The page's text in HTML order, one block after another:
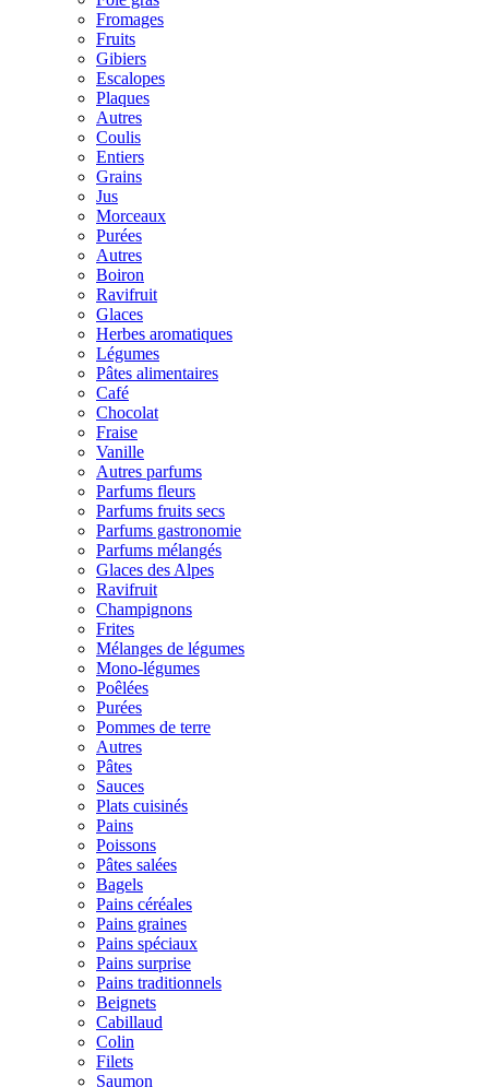
Fromages
Fruits
Gibiers
Escalopes
Plaques
Autres
Coulis
Entiers
Grains
Jus
Morceaux
Purées
Autres
Boiron
Ravifruit
Glaces
Herbes aromatiques
Légumes
Pâtes alimentaires
Café
Chocolat
Fraise
Vanille
Autres parfums
Parfums fleurs
Parfums fruits secs
Parfums gastronomie
Parfums mélangés
Glaces des Alpes
Ravifruit
Champignons
Frites
Mélanges de légumes
Mono-légumes
Poêlées
Purées
Pommes de terre
Autres
Pâtes
Sauces
Plats cuisinés
Pains
Poissons
Pâtes salées
Bagels
Pains céréales
Pains graines
Pains spéciaux
Pains surprise
Pains traditionnels
Beignets
Cabillaud
Colin
Filets
Saumon